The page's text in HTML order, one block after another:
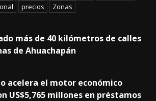
precios Zonas
más de 40 kilómetros de calles
de Ahuachapán
acelera el motor económico
US$5,765 millones en préstamos